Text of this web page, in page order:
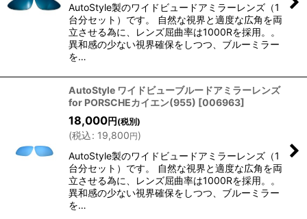
AutoStyle製のワイドビュードアミラーレンズ（1
台分セット）です。 自然な視界と適度な広角を両
立させる為に、レンズ屈曲率は1000Rを採用。。
異和感の少ない視界確保をしつつ、ブルーミラー
を…
AutoStyle ワイドビューブルードアミラーレンズ
for PORSCHEカイエン(955) [006963]
18,000円 (税別)
(税込: 19,800円)
AutoStyle製のワイドビュードアミラーレンズ（1
台分セット）です。 自然な視界と適度な広角を両
立させる為に、レンズ屈曲率は1000Rを採用。。
異和感の少ない視界確保をしつつ、ブルーミラー
を…